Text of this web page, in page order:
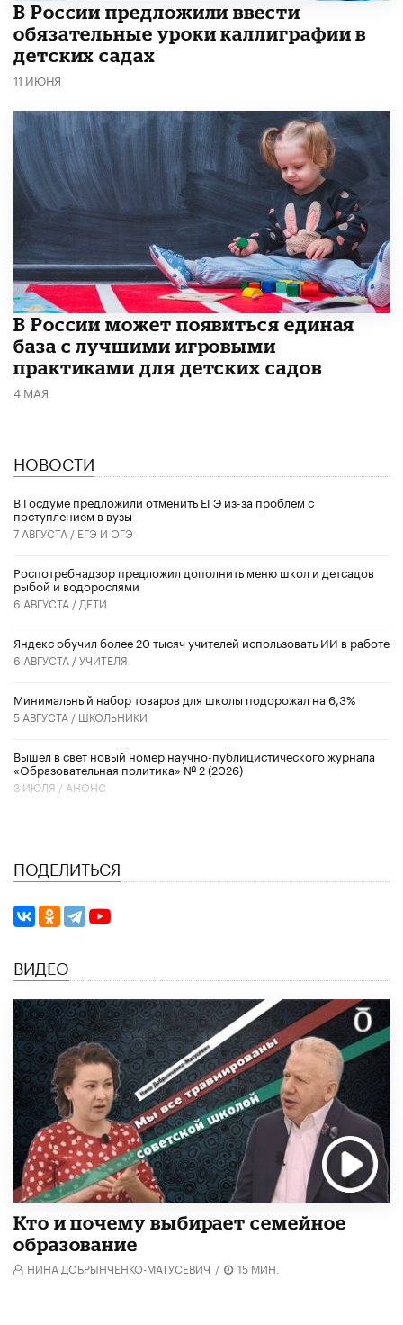
В России предложили ввести
обязательные уроки каллиграфии в
детских садах
11 ИЮНЯ
В России может появиться единая
база с лучшими игровыми
практиками для детских садов
4 МАЯ
НОВОСТИ
В Госдуме предложили отменить ЕГЭ из-за проблем с
поступлением в вузы
7 АВГУСТА / ЕГЭ И ОГЭ
Роспотребнадзор предложил дополнить меню школ и детсадов
рыбой и водорослями
6 АВГУСТА / ДЕТИ
​Яндекс обучил более 20 тысяч учителей использовать ИИ в работе
6 АВГУСТА /УЧИТЕЛЯ
Минимальный набор товаров для школы подорожал на 6,3%
5 АВГУСТА / ШКОЛЬНИКИ
Вышел в свет новый номер научно-публицистического журнала
«Образовательная политика» № 2 (2026)
3 ИЮЛЯ / АНОНС
ПОДЕЛИТЬСЯ
ВИДЕО
Кто и почему выбирает семейное
образование
НИНА ДОБРЫНЧЕНКО-МАТУСЕВИЧ / 15 МИН.